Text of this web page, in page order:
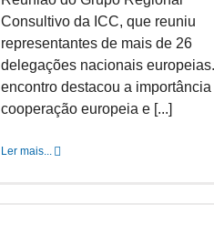
Consultivo da ICC, que reuniu
representantes de mais de 26
delegações nacionais
encontro destacou a importância
cooperação europeia e [...]
Ler mais...